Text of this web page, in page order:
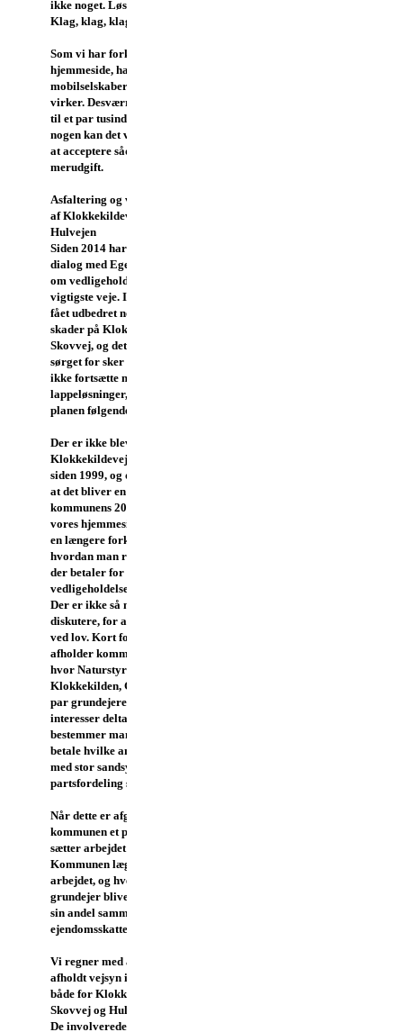
ikke noget. Løsningen er altså:
Klag, klag, klag…
Som vi har forklaret på vores
hjemmeside, har nogen
mobilselskaber løsninger der
virker. Desværre koster de op
til et par tusinde, men for
nogen kan det være nødvendigt
at acceptere sådan en
merudgift.
Asfaltering og vedligeholdelse
af Klokkekildevej, Skovvej og
Hulvejen
Siden 2014 har vi været i
dialog med Egedal Kommune
om vedligeholdelse af vore
vigtigste veje. I 2015 har vi
fået udbedret nogen akutte
skader på Klokkekildevej og
Skovvej, og det samme har vi
sørget for sker i 2016. Vi kan
ikke fortsætte med
lappeløsninger, og derfor er
planen følgende:
Der er ikke blevet asfalteret på
Klokkekildevej og Skovvej
siden 1999, og der er lagt op til
at det bliver en del af
kommunens 2017-budget. På
vores hjemmeside ligger der
en længere forklaring på
hvordan man regner ud hvem
der betaler for
vedligeholdelsen af vore veje.
Der er ikke så meget at
diskutere, for alt er bestemt
ved lov. Kort fortalt, så
afholder kommunen et vejsyn
hvor Naturstyrelsen, GF
Klokkekilden, GF Buresø og et
par grundejere med særlige
interesser deltager. Her
bestemmer man hvem der skal
betale hvilke andele. Det bliver
med stor sandsynlighed samme
partsfordeling som i 1999.
Når dette er afgjort indhenter
kommunen et par tilbud, og
sætter arbejdet i gang.
Kommunen lægger ud for
arbejdet, og hver enkelt
grundejer bliver opkrævet for
sin andel sammen med
ejendomsskatten.
Vi regner med at der bliver
afholdt vejsyn i maj-juni 2016
både for Klokkekildevej,
Skovvej og Hulvejen.
De involverede parter får